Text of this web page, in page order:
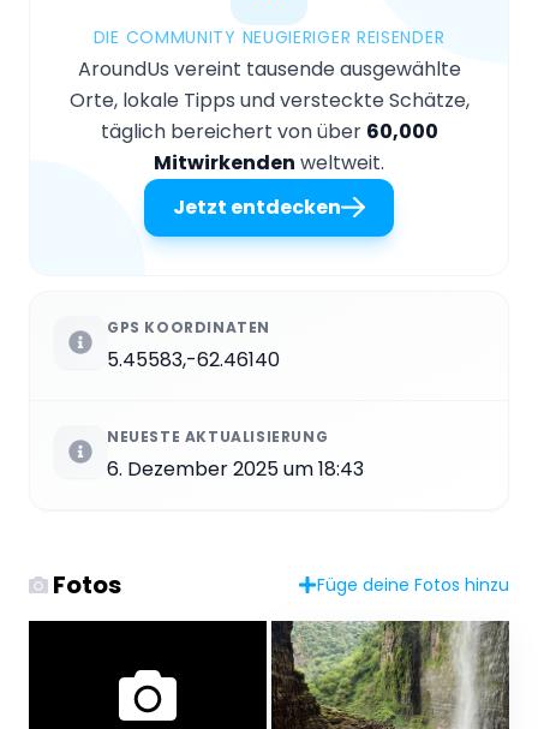
DIE COMMUNITY NEUGIERIGER REISENDER
AroundUs vereint tausende ausgewählte
Orte, lokale Tipps und versteckte Schätze,
täglich bereichert von über 60,000
Mitwirkenden weltweit.
Jetzt entdecken
GPS KOORDINATEN
5.45583,-62.46140
NEUESTE AKTUALISIERUNG
6. Dezember 2025 um 18:43
Fotos Füge deine Fotos hinzu